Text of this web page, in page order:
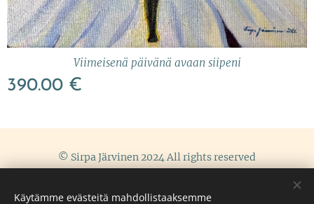
Viimeisenä päivänä avaan siipeni
390.00 €
© Sirpa Järvinen 2024 All rights reserved
Käytämme evästeitä mahdollistaaksemme